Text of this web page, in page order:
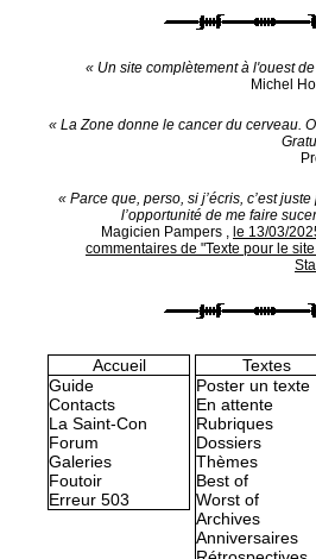
« Un site complètement à l'ouest
Michel
« La Zone donne le cancer du cerveau.
« Parce que, perso, si j’écris, c’est
l’opportunité de me faire
Magicien Pampers , le 13/03/
commentaires de "Texte pour le
Accueil
Guide
Contacts
La Saint-Con
Forum
Galeries
Foutoir
Erreur 503
Textes
Poster un texte
En attente
Rubriques
Dossiers
Thèmes
Best of
Worst of
Archives
Anniversaires